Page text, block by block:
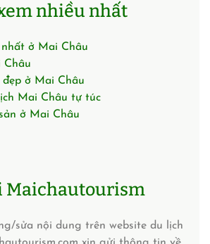
nhiều nhất
ở Mai Châu
Châu
đẹp ở Mai Châu
Mai Châu tự túc
ở Mai Châu
Maichautourism
sửa nội dung trên website du lịch